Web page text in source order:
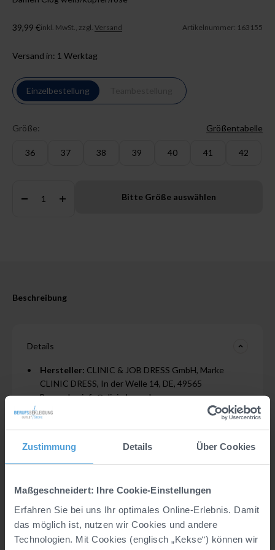
Zustimmung Details Über Cookies
Maßgeschneidert: Ihre Cookie-Einstellungen
Erfahren Sie bei uns Ihr optimales Online-Erlebnis. Damit
das möglich ist, nutzen wir Cookies und andere
Technologien. Mit Cookies (englisch „Kekse“) können wir
Angebot
39,99 €inkl. MwSt., zzgl. Versand Artikelnummer: 163155
Versand in: 1 Werktag
Einzelbestellung
Größe: Größentabelle
36 37 38 39 40 41 42
Bitte Größe auswählen
Beschreibung
Details
Hersteller: CLINIC & JOB DRESS GmbH, Marke
CLINIC DRESS, In der Welle 14, DE, 49565
Bramsche, info@clinicdress.de
Material:
Industriewäsche geeignet nach EN ISO 15797:
Produktmerkmale